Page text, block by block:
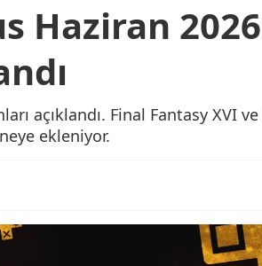
Haziran 2026
açıklandı. Final Fantasy XVI
ekleniyor.